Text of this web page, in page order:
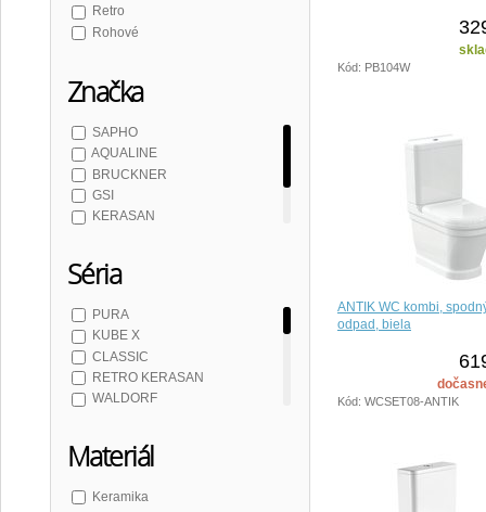
Retro
Rohové
Značka
SAPHO
AQUALINE
BRUCKNER
GSI
KERASAN
Séria
PURA
KUBE X
CLASSIC
RETRO KERASAN
WALDORF
PURA COLOR
INFINITY
Materiál
Keramika
Kód: PB104W
ANTIK WC kombi,
odpad, biela
Kód: WCSET08-ANTIK